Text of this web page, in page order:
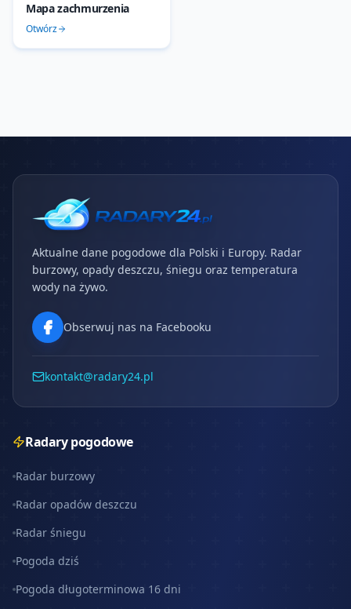
Mapa zachmurzenia
Otwórz
Aktualne dane pogodowe dla Polski i Europy. Radar
burzowy, opady deszczu, śniegu oraz temperatura
wody na żywo.
Obserwuj nas na Facebooku
kontakt@radary24.pl
Radary pogodowe
Radar burzowy
Radar opadów deszczu
Radar śniegu
Pogoda dziś
Pogoda długoterminowa 16 dni